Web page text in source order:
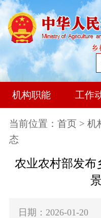
机构职能 工作
当前位置： 首页 > 机
态
农业农村部发布
日期：2026-01-20